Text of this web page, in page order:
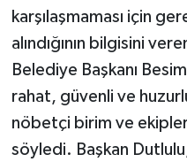
karşılaşmaması için
alındığının bilgisini
Belediye Başkanı
rahat, güvenli ve
nöbetçi birim ve
söyledi. Başkan